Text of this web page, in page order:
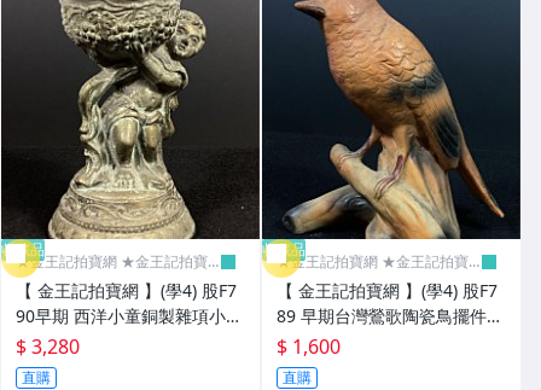
收藏品
★金王記拍寶網 ★金王記拍寶
趣
【 金王記拍寶網 】(學4) 股F7
90早期 西洋小童銅製雜項小品
擺件 老件罕見稀少 高11.3cm
重366g
$ 3,280
直購
收藏品
★金王記拍寶網 ★金王記拍寶
趣
【 金王記拍寶網 】(學4) 股F7
89 早期台灣鶯歌陶瓷鳥擺件
老件罕見稀少 高13.2cm 重15
8g
$ 1,600
直購